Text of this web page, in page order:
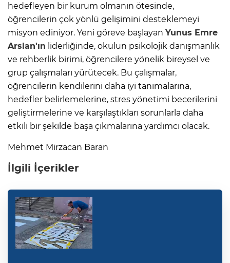
hedefleyen bir kurum olmanın ötesinde,
öğrencilerin çok yönlü gelişimini desteklemeyi
misyon ediniyor. Yeni göreve başlayan Yunus Emre
Arslan'ın liderliğinde, okulun psikolojik danışmanlık
ve rehberlik birimi, öğrencilere yönelik bireysel ve
grup çalışmaları yürütecek. Bu çalışmalar,
öğrencilerin kendilerini daha iyi tanımalarına,
hedefler belirlemelerine, stres yönetimi becerilerini
geliştirmelerine ve karşılaştıkları sorunlarla daha
etkili bir şekilde başa çıkmalarına yardımcı olacak.
Mehmet Mirzacan Baran
İlgili İçerikler